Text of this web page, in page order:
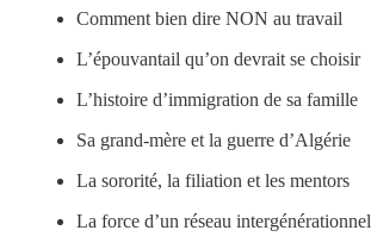
Comment bien dire NON au travail
L’épouvantail qu’on devrait se choisir
L’histoire d’immigration de sa famille
Sa grand-mère et la guerre d’Algérie
La sororité, la filiation et les mentors
La force d’un réseau intergénérationnel